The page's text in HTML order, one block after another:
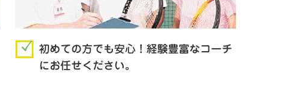
初めての方でも安心！経験豊富なコーチ
にお任せください。